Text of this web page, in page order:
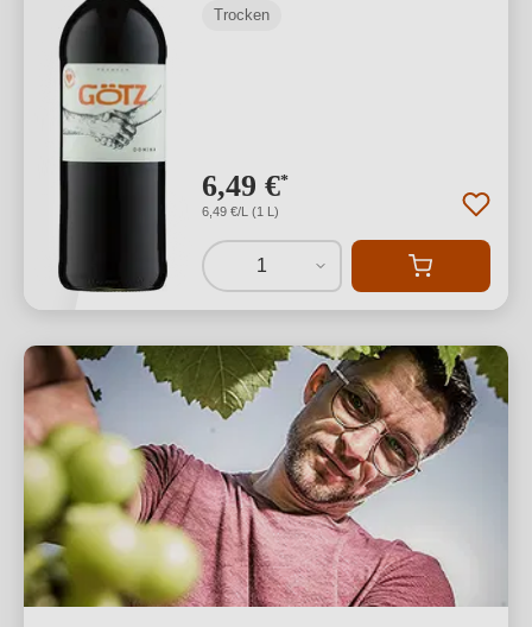
Trocken
6,49 €*
6,49 €/L (1 L)
1